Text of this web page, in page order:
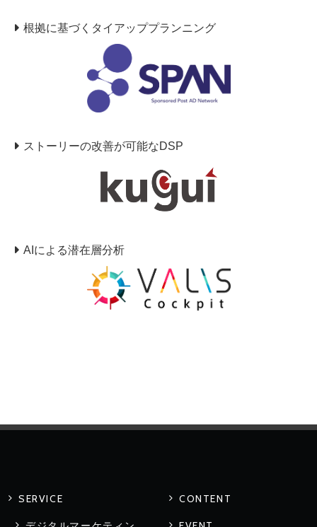
根拠に基づくタイアッププランニング
ストーリーの改善が可能なDSP
AIによる潜在層分析
SERVICE CONTENT